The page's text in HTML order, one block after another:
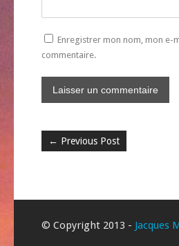
Enregistrer mon nom, mon e-
commentaire.
← Previous Post
© Copyright 2013 - Jacques